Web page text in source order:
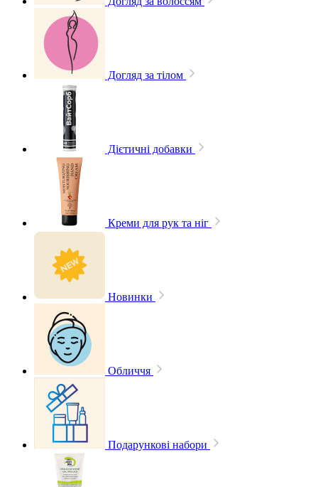
Догляд за тілом
Дієтичні добавки
Креми для рук та ніг
Новинки
Обличчя
Подарункові набори